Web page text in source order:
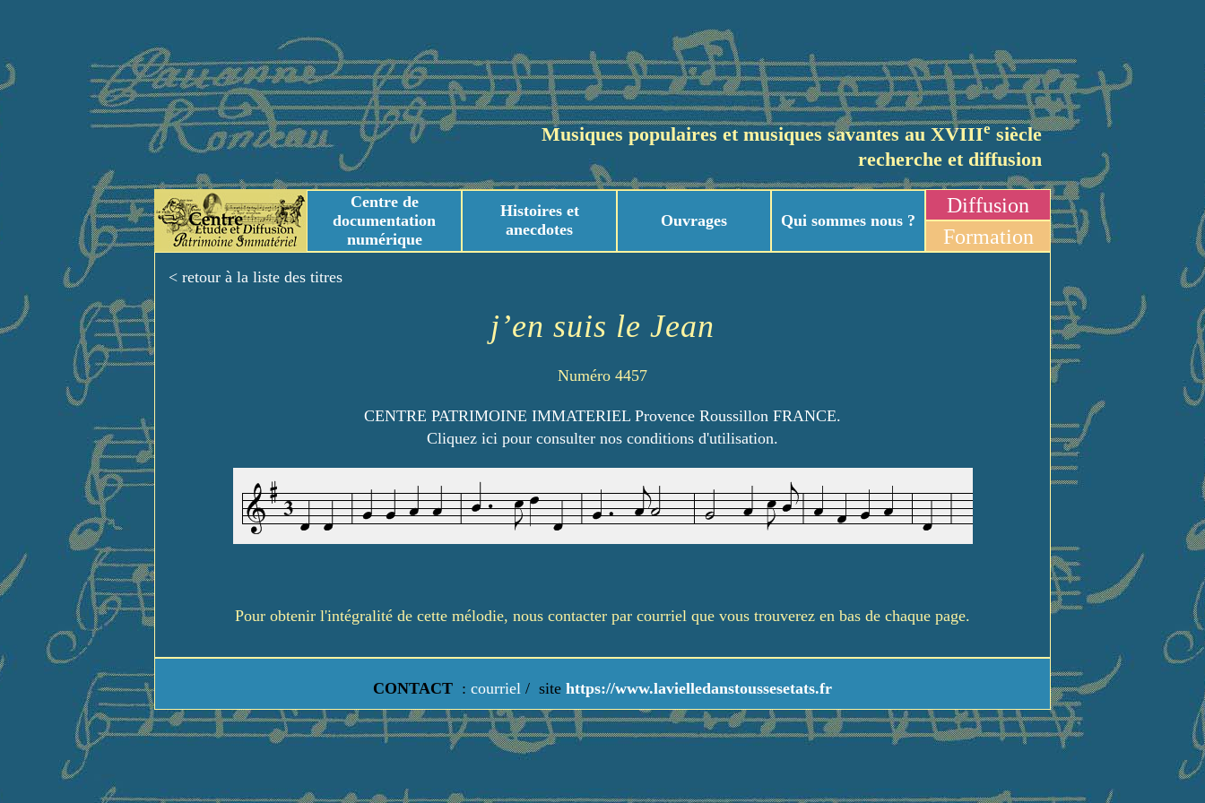
Musiques populaires et musiques savantes au XVIIIesiècle
recherche et diffusion
Centre de
documentation
numérique
Histoires et
anecdotes
Ouvrages Qui sommes nous ?
Diffusion
Formation
< retour à la liste des titres
j’en suis le Jean
Numéro 4457
CENTRE PATRIMOINE IMMATERIEL Provence Roussillon FRANCE.
Cliquez ici pour consulter nos conditions d'utilisation.
Pour obtenir l'intégralité de cette mélodie, nous contacter par courriel que vous trouverez en bas de chaque page.
CONTACT : courriel / site https://www.lavielledanstoussesetats.fr